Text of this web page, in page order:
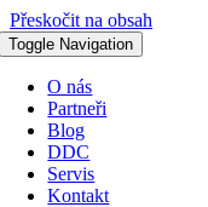
Přeskočit na obsah
Toggle Navigation
O nás
Partneři
Blog
DDC
Servis
Kontakt